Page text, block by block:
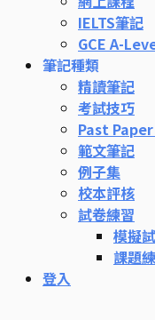
IELTS筆記
GCE A-
筆記種類
精讀筆記
考試技巧
Past
範文筆記
例子集
校本評核
試卷練習
模擬
課題
登入